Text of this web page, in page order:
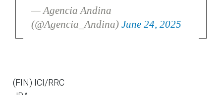
— Agencia Andina
(@Agencia_Andina) June 24, 2025
(FIN) ICI/RRC